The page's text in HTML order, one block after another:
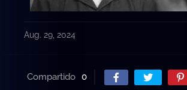
Aug. 29, 2024
Compartido 0